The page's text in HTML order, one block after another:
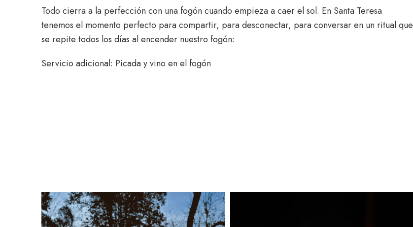
Todo cierra a la perfección con una fogón cuando empieza a caer el sol. En Santa Teresa
tenemos el momento perfecto para compartir, para desconectar, para conversar en un ritual que
se repite todos los días al encender nuestro fogón:
Servicio adicional: Picada y vino en el fogón